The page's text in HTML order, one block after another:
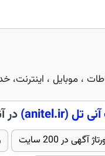
، موبایل ،
آنی تل(anitel.ir) در
آگهی در 200 سایت